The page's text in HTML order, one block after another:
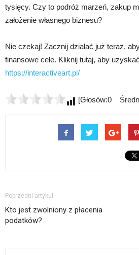
tysięcy. Czy to podróż marzeń, zakup
założenie własnego biznesu?
Nie czekaj! Zacznij działać już teraz,
finansowe cele. Kliknij tutaj, aby
https://interactiveart.pl/
[Głosów:0
Poprzedni artykuł
Kto jest zwolniony z płacenia
podatków?